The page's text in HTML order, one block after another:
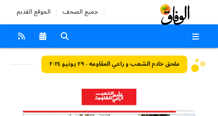
جميع الصحف الموقع القديم
ملحق خادم الشعب و راعي المقاومه - ٢٩ يونيو ٢٠٢٤